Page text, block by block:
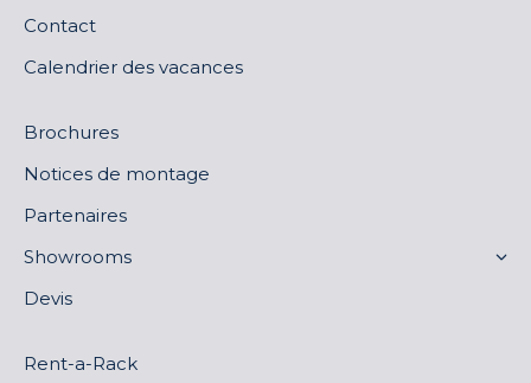
Contact
Calendrier des vacances
Brochures
Notices de montage
Partenaires
Showrooms
Devis
Rent-a-Rack